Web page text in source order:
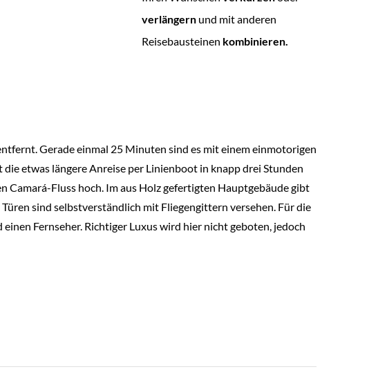
verlängern und mit anderen
Reisebausteinen kombinieren.
Gerade einmal 25 Minuten sind es mit einem einmotorigen
etwas längere Anreise per Linienboot in knapp drei Stunden
Camará-Fluss hoch. Im aus Holz gefertigten Hauptgebäude gibt
sind selbstverständlich mit Fliegengittern versehen. Für die
Fernseher. Richtiger Luxus wird hier nicht geboten, jedoch